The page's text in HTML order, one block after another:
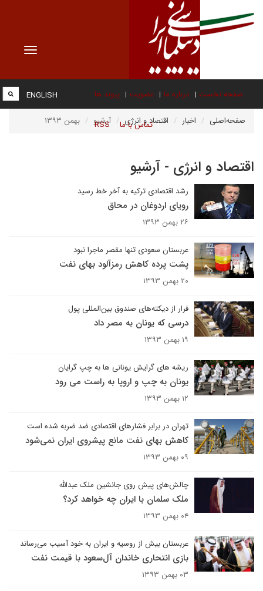
Toggle
صفحه نخست درباره ما عضویت پیوند ها
تماس با ما RSS
ENGLISH
صفحه‌اصلی اخبار اقتصاد و انرژی آرشیو بهمن ۱۳۹۳
اقتصاد و انرژی - آرشیو
رشد اقتصادی ترکیه به آخر خط رسید
رویای اردوغان در محاق
۲۶ بهمن ۱۳۹۳
عربستان سعودی تنها مقصر ماجرا نبود
پشت پرده کاهش رمزآلود بهای نفت
۲۰ بهمن ۱۳۹۳
فرار از دیکته‌های صندوق بین‌المللی پول
درسی که یونان به مصر داد
۱۹ بهمن ۱۳۹۳
ریشه های گرایش یونانی ها به چپ گرایان
یونان به چپ و اروپا به راست می رود
۱۲ بهمن ۱۳۹۳
تهران در برابر فشارهای اقتصادی ضد ضربه شده است
کاهش بهای نفت مانع پیشروی ایران نمی‌‍‌شود
۰۹ بهمن ۱۳۹۳
چالش‌های پیش روی جانشین ملک عبدالله
ملک سلمان با ایران چه خواهد کرد؟
۰۴ بهمن ۱۳۹۳
عربستان بیش از روسیه و ایران به خود آسیب می‌رساند
بازی انتحاری خاندان آل‌سعود با قیمت نفت
۰۳ بهمن ۱۳۹۳